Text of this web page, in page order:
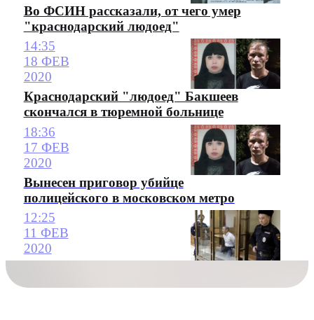
Во ФСИН рассказали, от чего умер
"краснодарский людоед"
14:35
18 ФЕВ
2020
Краснодарский "людоед" Бакшеев
скончался в тюремной больнице
18:36
17 ФЕВ
2020
Вынесен приговор убийце
полицейского в московском метро
12:25
11 ФЕВ
2020